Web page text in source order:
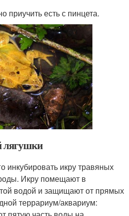
приучить есть с пинцета.
лягушки
инкубировать икру травяных
Икру помещают в
водой и защищают от прямых
террариум/аквариум: